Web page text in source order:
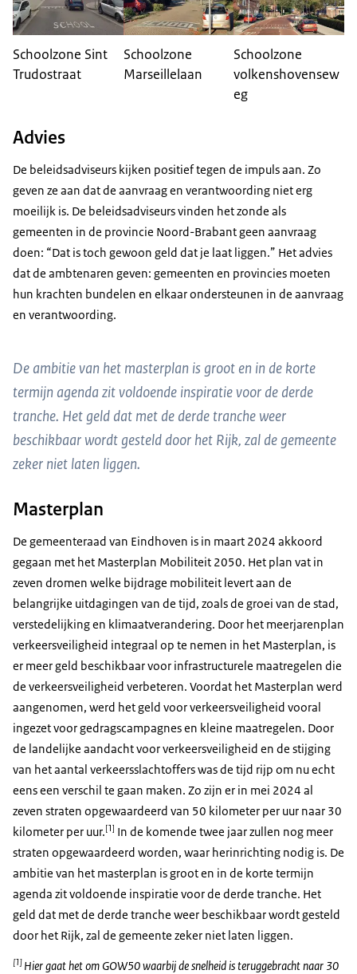
Schoolzone Sint
Trudostraat
Schoolzone
Marseillelaan
Schoolzone
volkenshovensew
eg
Advies
De beleidsadviseurs kijken positief tegen de impuls aan. Zo
geven ze aan dat de aanvraag en verantwoording niet erg
moeilijk is. De beleidsadviseurs vinden het zonde als
gemeenten in de provincie Noord-Brabant geen aanvraag
doen: “Dat is toch gewoon geld dat je laat liggen.” Het advies
dat de ambtenaren geven: gemeenten en provincies moeten
hun krachten bundelen en elkaar ondersteunen in de aanvraag
en verantwoording.
De ambitie van het masterplan is groot en in de korte
termijn agenda zit voldoende inspiratie voor de derde
tranche. Het geld dat met de derde tranche weer
beschikbaar wordt gesteld door het Rijk, zal de gemeente
zeker niet laten liggen.
Masterplan
De gemeenteraad van Eindhoven is in maart 2024 akkoord
gegaan met het Masterplan Mobiliteit 2050. Het plan vat in
zeven dromen welke bijdrage mobiliteit levert aan de
belangrijke uitdagingen van de tijd, zoals de groei van de stad,
verstedelijking en klimaatverandering. Door het meerjarenplan
verkeersveiligheid integraal op te nemen in het Masterplan, is
er meer geld beschikbaar voor infrastructurele maatregelen die
de verkeersveiligheid verbeteren. Voordat het Masterplan werd
aangenomen, werd het geld voor verkeersveiligheid vooral
ingezet voor gedragscampagnes en kleine maatregelen. Door
de landelijke aandacht voor verkeersveiligheid en de stijging
van het aantal verkeersslachtoffers was de tijd rijp om nu echt
eens een verschil te gaan maken. Zo zijn er in mei 2024 al
zeven straten opgewaardeerd van 50 kilometer per uur naar 30
kilometer per uur.[1] In de komende twee jaar zullen nog meer
straten opgewaardeerd worden, waar herinrichting nodig is. De
ambitie van het masterplan is groot en in de korte termijn
agenda zit voldoende inspiratie voor de derde tranche. Het
geld dat met de derde tranche weer beschikbaar wordt gesteld
door het Rijk, zal de gemeente zeker niet laten liggen.
[1] Hier gaat het om GOW50 waarbij de snelheid is teruggebracht naar 30